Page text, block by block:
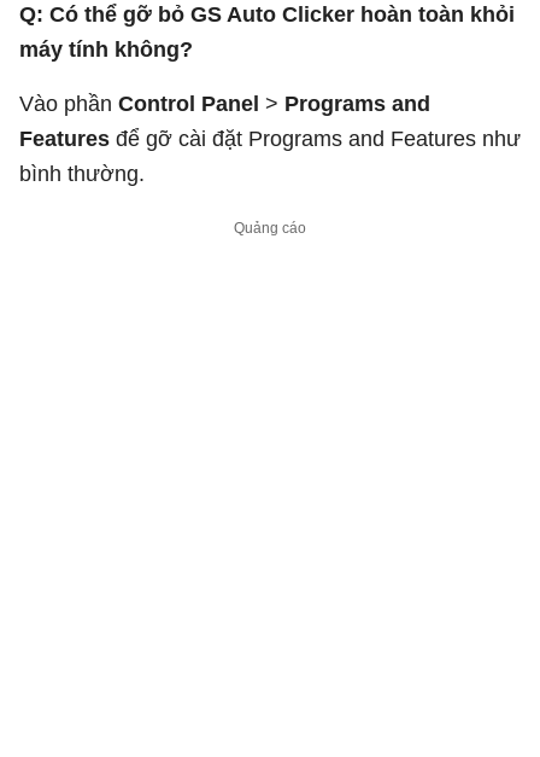
Q: Có thể gỡ bỏ GS Auto Clicker hoàn toàn khỏi
máy tính không?
Vào phần Control Panel > Programs and
Features để gỡ cài đặt Programs and Features như
bình thường.